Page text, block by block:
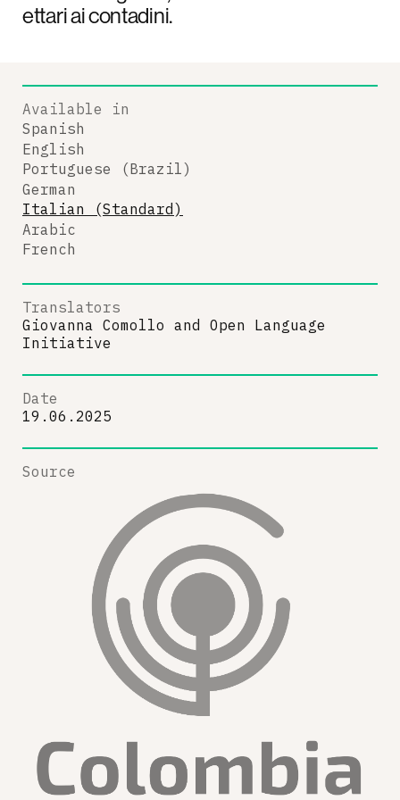
ettari ai contadini.
Available in
Spanish
English
Portuguese (Brazil)
German
Italian (Standard)
Arabic
French
Translators
Giovanna Comollo and Open Language
Initiative
Date
19.06.2025
Source